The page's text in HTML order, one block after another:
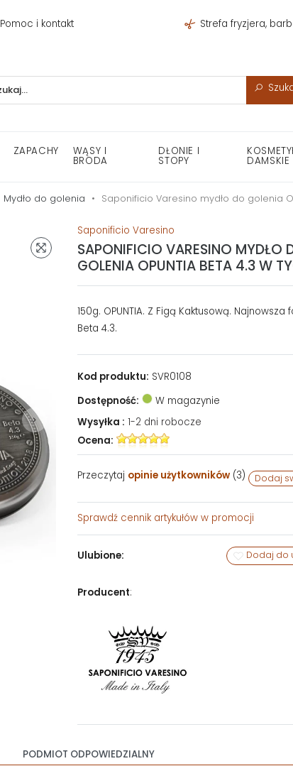
Pomoc i kontakt Strefa fryzjera,
ZAPACHY WĄSY I
BRODA
DŁONIE I
STOPY DAMSKIE
Mydło do golenia Saponificio Varesino mydło do golenia
Saponificio Varesino
SAPONIFICIO VARESINO MYDŁO
GOLENIA OPUNTIA BETA 4.3 W
150g. OPUNTIA. Z Figą Kaktusową. Najnowsza
Beta 4.3.
Kod produktu: SVR0108
Dostępność:
W magazynie
Wysyłka : 1-2 dni robocze
Ocena:
Przeczytaj opinie użytkowników(3) Dodaj
Sprawdź cennik artykułów w promocji
Ulubione: Dodaj do
Producent:
PODMIOT ODPOWIEDZIALNY